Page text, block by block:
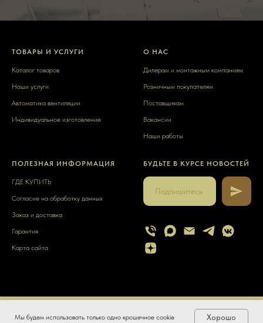
Мы будем использовать только одно крошечное cookie Хорошо
ТОВАРЫ И УСЛУГИ
Каталог товаров
Наши услуги
Автоматика вентиляции
Индивидуальное изготовление
О НАС
Дилерам и монтажным компаниям
Розничным покупателям
Поставщикам
Вакансии
Наши работы
ПОЛЕЗНАЯ ИНФОРМАЦИЯ
ГДЕ КУПИТЬ
Согласие на обработку данных
Заказ и доставка
Гарантия
Карта сайта
БУДЬТЕ В КУРСЕ НОВОСТЕЙ
© 2025 ИНН 640701162516